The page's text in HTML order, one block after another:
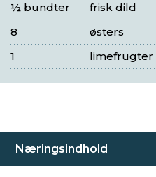
frisk dild
½ bundter
østers
8
limefrugter
1
Næringsindhold